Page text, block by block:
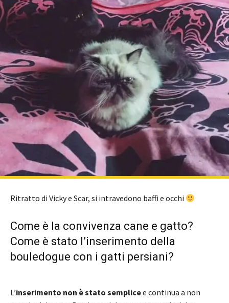
Ritratto di Vicky e Scar, si intravedono baffi e occhi
Come è la convivenza cane e gatto?
Come è stato l’inserimento della
bouledogue con i gatti persiani?
L’inserimento non è stato semplicee continua a non